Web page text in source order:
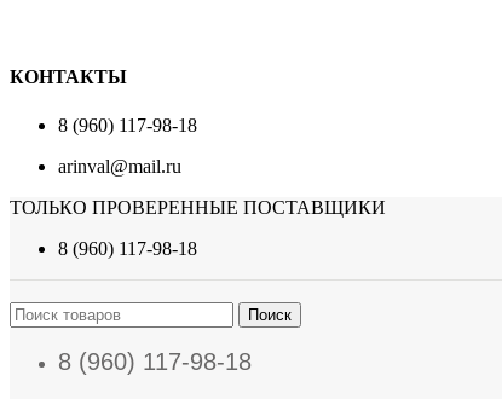
КОНТАКТЫ
8 (960) 117-98-18
arinval@mail.ru
ТОЛЬКО ПРОВЕРЕННЫЕ ПОСТАВЩИКИ
8 (960) 117-98-18
Поиск
8 (960) 117-98-18